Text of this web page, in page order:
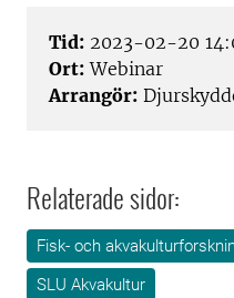
Tid: 2023-02-20
Ort: Webinar
Arrangör:
Relaterade sidor:
Fisk- och
SLU Akvakultur